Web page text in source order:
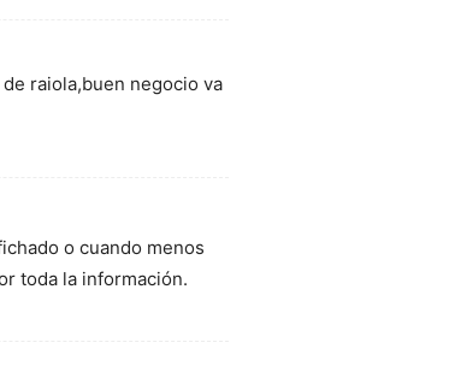
raiola,buen negocio va
o cuando menos
toda la información.